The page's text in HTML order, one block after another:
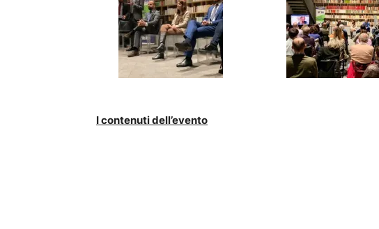
I contenuti dell’evento